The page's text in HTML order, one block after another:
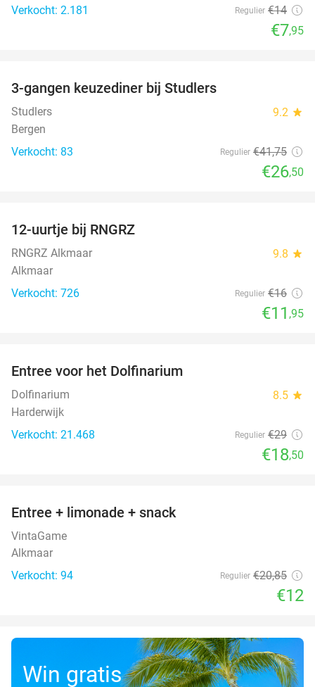
Verkocht: 2.181
Regulier €14
€7,95
3-gangen keuzediner bij Studlers
Studlers 9.2 star
Bergen
Verkocht: 83
Regulier €41,75
€26,50
12-uurtje bij RNGRZ
RNGRZ Alkmaar 9.8 star
Alkmaar
Verkocht: 726
Regulier €16
€11 ,95
Entree voor het Dolfinarium
Dolfinarium 8.5 star
Harderwijk
Verkocht: 21.468
Regulier €29
€18,50
Entree + limonade + snack
VintaGame
Alkmaar
Verkocht: 94
Regulier €20,85
€12
Win gratis